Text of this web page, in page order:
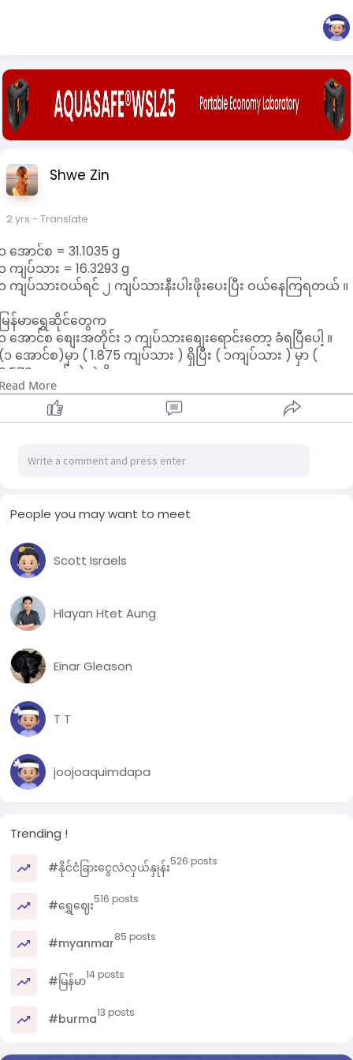
Shwe Zin
2 yrs - Translate
အောင်စ = 31.1035 g
ကျပ်သား = 16.3293 g
ကျပ်သားဝယ်ရင် ၂ ကျပ်သားနီးပါးဖိုးပေးပြီး ဝယ်နေကြရတယ် ။
ြန်မာရွှေဆိုင်တွေက
အောင်စ စျေးအတိုင်း ၁ ကျပ်သားစျေးရောင်းတော့ ခံရပြီပေါ့ ။
၁ အောင်စ)မှာ ( 1.875 ကျပ်သား ) ရှိပြီး ( ၁ကျပ်သား ) မှာ (
အောင်စ)ဘဲ ရှိတာလေ ။
ခုလက်ရှိ ကမ္ဘာ့ရွှေစျေးအတိုင်းကိုမှ ၂ ဆစျေးပေးပြီး ဝယ်နေရတဲ့
ေတွေကို နိုင်ငံခြားမှာ ပြန်ရောင်းစားမယ် မစဥ်းစားနဲ့12K စျေးပေး
ြုသမျှ နုရမည့် ဘဝတွေပါ 😔
ရွှေစျေး
More
People you may want to meet
Scott Israels
Hlayan Htet Aung
Einar Gleason
T T
joojoaquimdapa
Trending !
#နိုင်ငံခြားငွေလဲလှယ်နှုန်း526 posts
#ရွှေဈေး516 posts
#myanmar85 posts
#မြန်မာ14 posts
#burma13 posts